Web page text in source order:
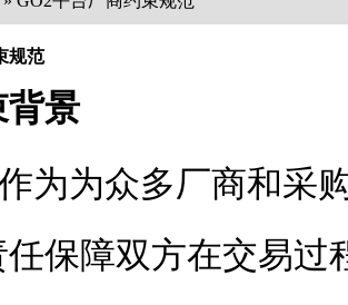
规范
背景
为众多厂商和采
任保障双方在交易